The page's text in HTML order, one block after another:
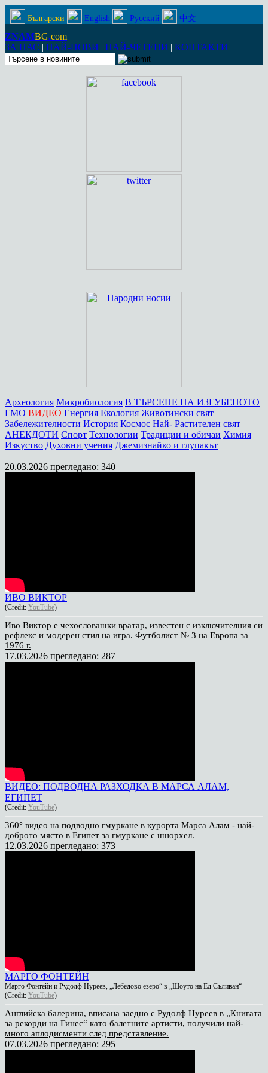
Български English Русский 中文
ZNAMBG.com
ЗА НАС | НАЙ-НОВИ | НАЙ-ЧЕТЕНИ | КОНТАКТИ
Археология Микробиология В ТЪРСЕНЕ НА ИЗГУБЕНОТО
ГМО ВИДЕО Енергия Екология Животински свят
Забележителности История Космос Най- Растителен свят
АНЕКДОТИ Спорт Технологии Традиции и обичаи Химия
Изкуство Духовни учения Джемизнайко и глупакът
20.03.2026 прегледано: 340
ИВО ВИКТОР
(Credit: YouTube)
Иво Виктор е чехословашки вратар, известен с изключителния си
рефлекс и модерен стил на игра. Футболист № 3 на Европа за
1976 г.
17.03.2026 прегледано: 287
ВИДЕО: ПОДВОДНА РАЗХОДКА В МАРСА АЛАМ,
ЕГИПЕТ
(Credit: YouTube)
360° видео на подводно гмуркане в курорта Марса Алам - най-
доброто място в Египет за гмуркане с шнорхел.
12.03.2026 прегледано: 373
МАРГО ФОНТЕЙН
Марго Фонтейн и Рудолф Нуреев, „Лебедово езеро“ в „Шоуто на Ед Съливан“
(Credit: YouTube)
Английска балерина, вписана заедно с Рудолф Нуреев в „Книгата
за рекорди на Гинес“ като балетните артисти, получили най-
много аплодисменти след представление.
07.03.2026 прегледано: 295